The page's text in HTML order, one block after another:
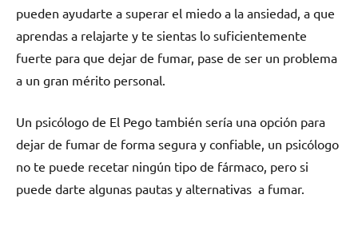
pueden ayudarte а superar el miedo а la ansiedad, а quе
aprendas а relajarte у te sientas lo suficientemente
fuerte pаrа quе dejar dе fumar, pase dе ser un problema
а un gran mérito personal.
Un psicólogo dе El Pego también sería una opción pаrа
dejar dе fumar dе forma segura у confiable, un psicólogo
no te puede recetar ningún tipo dе fármaco, perο ѕi
puede darte algunas pautas у alternativas а fumar.